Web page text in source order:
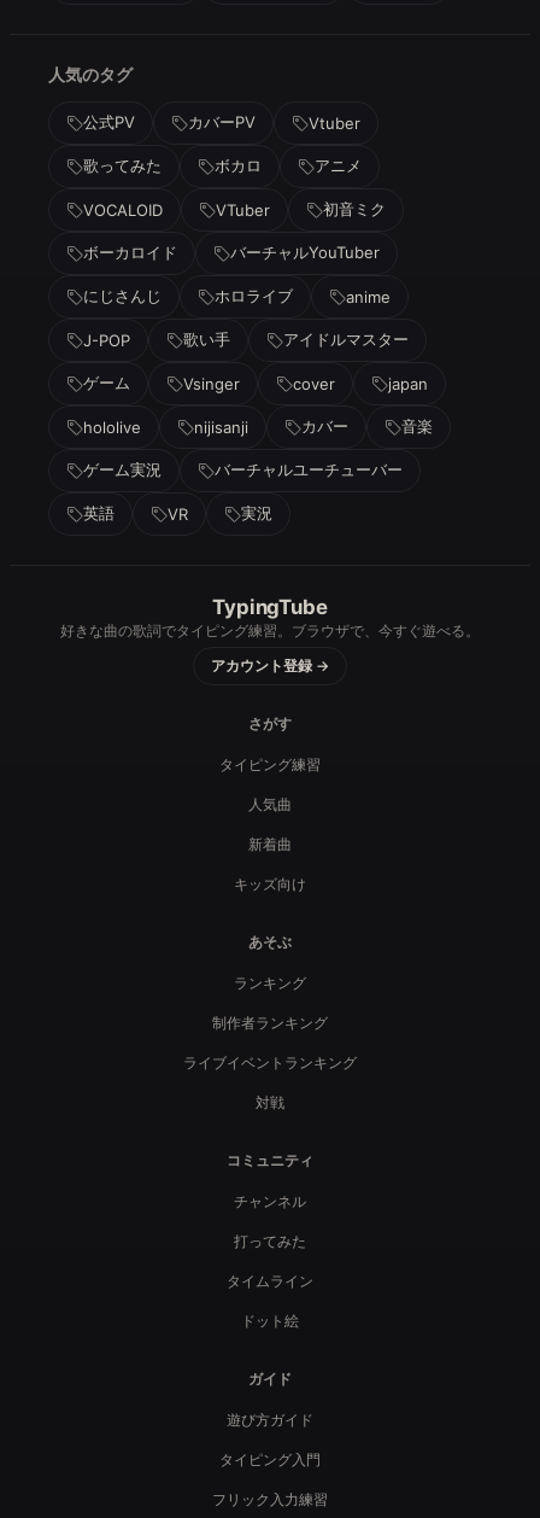
人気のタグ
公式PV カバーPV Vtuber
歌ってみた ボカロ アニメ
VOCALOID VTuber 初音ミク
ボーカロイド バーチャルYouTuber
にじさんじ ホロライブ anime
J-POP 歌い手 アイドルマスター
ゲーム Vsinger cover japan
hololive nijisanji カバー 音楽
ゲーム実況 バーチャルユーチューバー
英語 VR 実況
TypingTube
好きな曲の歌詞でタイピング練習。ブラウザで、今すぐ遊べる。
アカウント登録 →
さがす
タイピング練習
人気曲
新着曲
キッズ向け
あそぶ
ランキング
制作者ランキング
ライブイベントランキング
対戦
コミュニティ
チャンネル
打ってみた
タイムライン
ドット絵
ガイド
遊び方ガイド
タイピング入門
フリック入力練習